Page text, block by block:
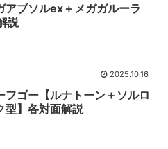
アブソルex＋メガガルーラ
説
2025.10.16
フゴー【ルナトーン＋ソルロ
型】各対面解説